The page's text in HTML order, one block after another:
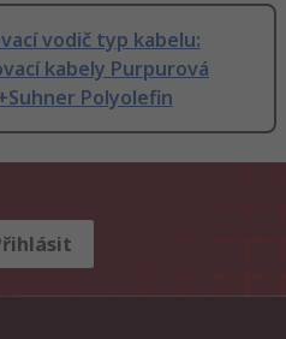
vodič typ kabelu:
kabely Purpurová
Polyolefin